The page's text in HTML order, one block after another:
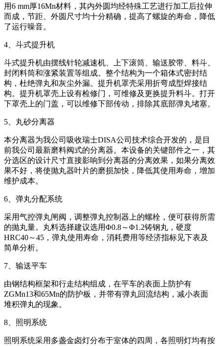
用6 mm厚16Mn材料，其内外圆均经特殊工艺进行加工后拉伸
而成，节距、外圆尺寸均十分精确，提高了螺旋的寿命，降低
了运行噪音。
4、斗式提升机
斗式提升机由摆线针轮减速机、上下滚筒、输送胶带、料斗、
封闭料筒和涨紧装置等组成。整个结构为一个箱体式密封结
构，杜绝弹丸和灰尘外漏。提升机罩壳采用折弯成型焊接结
构。提升机罩壳上设有检修门，可维修及更换提升料斗。打开
下罩壳上的门盖，可以维修下部传动，排除其底部弹丸堵塞。
5、丸砂分离器
本分离器为我公司吸收瑞士DISA公司技术综合开发的，是目
前我公司最新磨料阀式的分离器。本设备的关键部件之一，其
分选区的设计尺寸直接影响到分离器的分离效果，如果分离效
果不好，将使抛丸器叶片的磨损加快，降低其使用寿命，增加
维护成本。
6、弹丸分配系统
采用气控弹丸闸阀，调整弹丸控制器上的螺栓，便可获得所需
的抛丸量。丸料选择建议选用Φ0.8～Φ1.2铸钢丸，硬度
HRC40～45，弹丸使用寿命，消耗费用等经济指标见下表及
简单分析。
7、输送平车
由钢结构框架和行走结构组成，在平车的表面上防护有
ZGMn13和65Mn的防护板，并带有弹丸回流结构，减小表面
堆积弹丸的现象。
8、照明系统
照明系统采用多盏金卤灯分布于室体的四周，各照明灯均有按